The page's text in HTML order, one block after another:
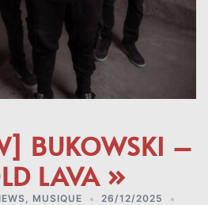
BUKOWSKI –
LAVA »
, MUSIQUE
26/12/2025